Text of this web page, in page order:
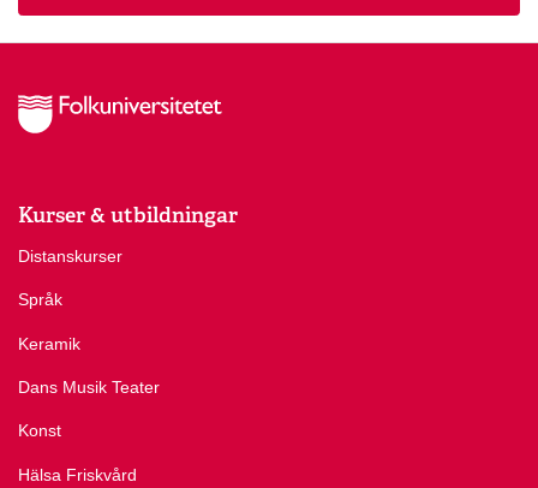
Kurser & utbildningar
Distanskurser
Språk
Keramik
Dans Musik Teater
Konst
Hälsa Friskvård